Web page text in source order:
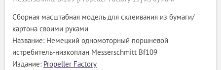
Сборная масштабная модель для склеивания из бумаги/
картона своими руками
Название: Немецкий одномоторный поршневой
истребитель-низкоплан Messerschmitt Bf109
Издание: Propeller Factory